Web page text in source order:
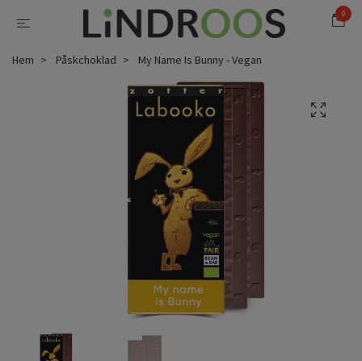
0
Hem Påskchoklad My Name Is Bunny - Vegan